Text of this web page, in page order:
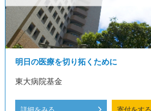
明日の医療を切り拓くために
東大病院基金
詳細をみる 寄付をする